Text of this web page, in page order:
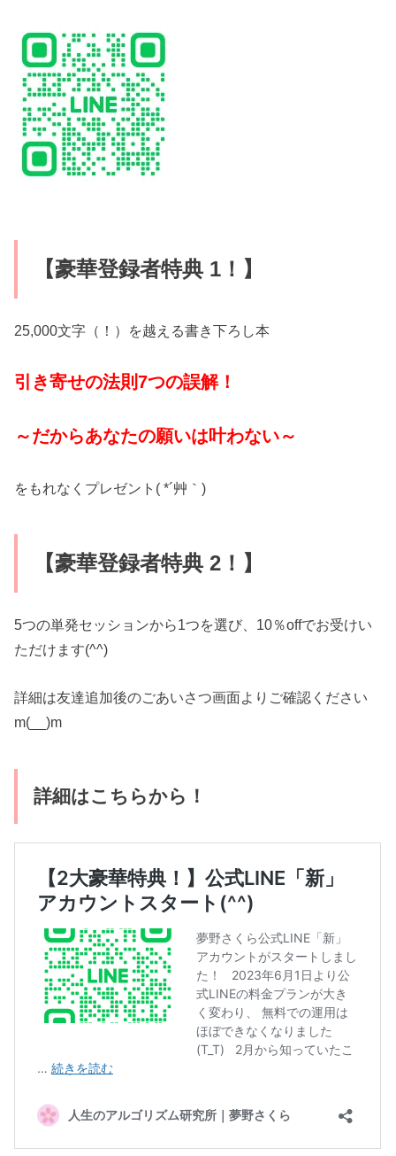
【豪華登録者特典 1！】
25,000文字（！）を越える書き下ろし本
引き寄せの法則7つの誤解！
～だからあなたの願いは叶わない～
をもれなくプレゼント( *´艸｀)
【豪華登録者特典 2！】
5つの単発セッションから1つを選び、10％offでお受けい
ただけます(^^)
詳細は友達追加後のごあいさつ画面よりご確認ください
m(__)m
詳細はこちらから！